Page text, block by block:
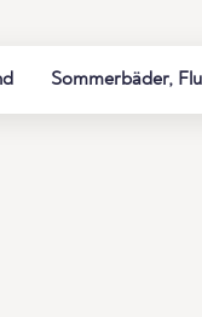
Sommerbäder,